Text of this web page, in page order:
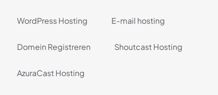
WordPress Hosting E-mail hosting
Domein Registreren Shoutcast Hosting
AzuraCast Hosting